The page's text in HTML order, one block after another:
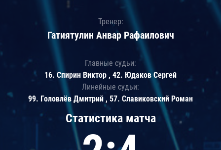
Статистика матча
Тренер:
Гатиятулин Анвар Рафаилович
Главные судьи:
16. Спирин Виктор , 42. Юдаков Сергей
Линейные судьи:
99. Головлёв Дмитрий , 57. Славиковский Роман